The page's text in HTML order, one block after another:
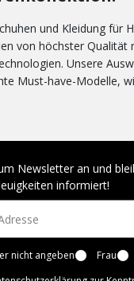
und Kleidung für
von höchster Qualität
Unsere
Must-have-Modelle,
wurden entwickelt,
paar Casual-Schuhe
Garantie für
getragen werden.
für den Schutz
hingegen kann
bieten wie
auf der Suche nach
Newsletter an und
informiert!
nicht angeben Frau